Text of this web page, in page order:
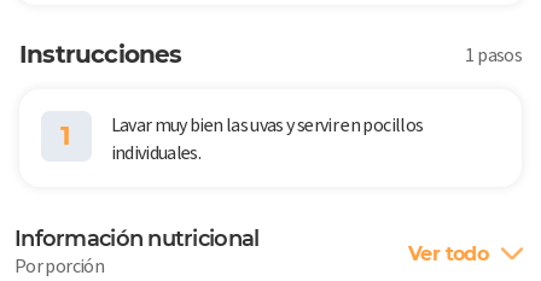
Instrucciones 1 pasos
1
Lavar muy bien las uvas y servir en pocillos
individuales.
Información nutricional
Por porción Ver todo